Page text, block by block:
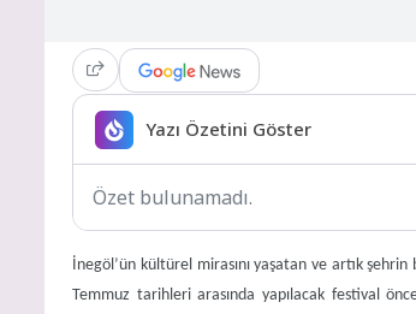
Yazı Özetini Göster
Özet bulunamadı.
İnegöl’ün kültürel mirasını yaşatan ve artık
Temmuz tarihleri arasında yapılacak festival